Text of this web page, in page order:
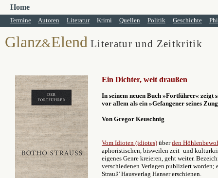
Home
Termine Autoren Literatur Krimi Quellen Politik Geschichte
Glanz&Elend Literatur und Zeitkritik
Ein Dichter, weit draußen
In seinem neuen Buch »Fortführer« zeigt
vor allem als ein »Gefangener seines
Von Gregor Keuschnig
Vom Idioten (idiotes) überden
aphoristischen, bisweilen zeit- und
eigenes Genre kreieren, geht weiter.
verschiedenen Verlagen publiziert
Strauß' Hausverlag Hanser erschienen.